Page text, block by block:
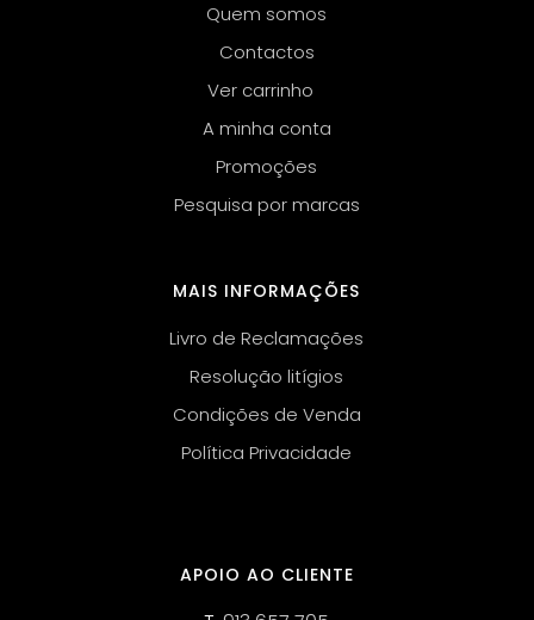
Quem somos
Contactos
Ver carrinho
A minha conta
Promoções
Pesquisa por marcas
MAIS INFORMAÇÕES
Livro de Reclamações
Resolução litígios
Condições de Venda
Política Privacidade
APOIO AO CLIENTE